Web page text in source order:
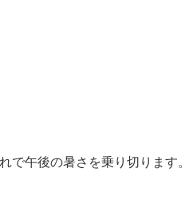
で午後の暑さを乗り切ります。